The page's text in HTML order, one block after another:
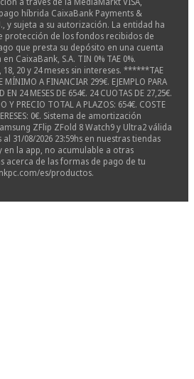
híbrida CaixaBank Payments &
y sujeta a su autorización. La entidad ha
protección de los fondos recibidos de
que presta su depósito en una cuenta
CaixaBank, S.A. TIN 0% TAE 0%.
18, 20 y 24 meses sin intereses. ******TAE
A FINANCIAR 299€. EJEMPLO PARA
24 MESES DE 654€. 24 CUOTAS DE 27,25€.
Y PRECIO TOTAL A PLAZOS: 654€. COSTE
0€. Sistema de amortización
ZFlip ZFold 8 Watch9 y Ultra2 válida
al 31/08/2026 23:59hs en nuestras tiendas
en la app, no acumulable a otras
acerca de las formas de pago de tu
es/productos.